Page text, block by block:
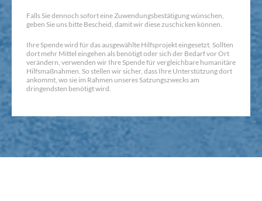
Falls Sie dennoch sofort eine Zuwendungsbestätigung wünschen,
geben Sie uns bitte Bescheid, damit wir diese zuschicken können.
Ihre Spende wird für das ausgewählte Hilfsprojekt eingesetzt. Sollten
dort mehr Mittel eingehen als benötigt oder sich der Bedarf vor Ort
verändern, verwenden wir Ihre Spende für vergleichbare humanitäre
Hilfsmaßnahmen. So stellen wir sicher, dass Ihre Unterstützung dort
ankommt, wo sie im Rahmen unseres Satzungszwecks am
dringendsten benötigt wird.